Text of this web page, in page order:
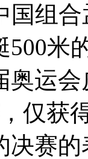
组合
500米
奥运
仅获
决赛